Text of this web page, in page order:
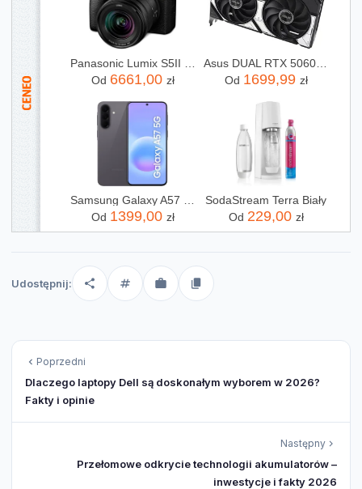
Od 6661,00 zł
Asus DUAL RTX 5060 8GB OC (90YV0N12M0NA00)
Od 1699,99 zł
Od 1399,00 zł
SodaStream Terra Biały
Od 229,00 zł
Udostępnij:
Poprzedni
Dlaczego laptopy Dell są doskonałym wyborem w 2026?
Fakty i opinie
Następny
Przełomowe odkrycie technologii akumulatorów –
inwestycje i fakty 2026